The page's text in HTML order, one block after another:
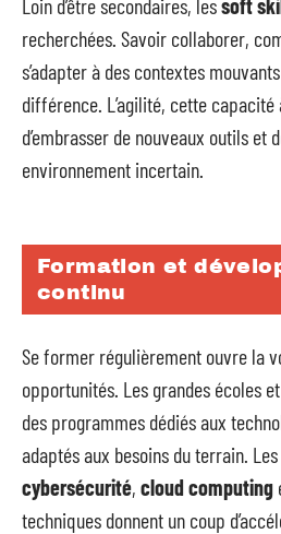
recherchées. Savoir collaborer,
s’adapter à des contextes
différence. L’agilité, cette
d’embrasser de nouveaux outils et
environnement incertain.
Formation et
continu
Se former régulièrement ouvre la
opportunités. Les grandes écoles
des programmes dédiés aux
adaptés aux besoins du terrain.
cybersécurité, cloud computing
techniques donnent un coup